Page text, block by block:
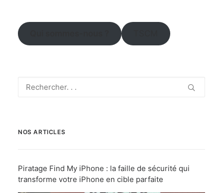
NOS ARTICLES
Piratage Find My iPhone : la faille de sécurité qui
transforme votre iPhone en cible parfaite